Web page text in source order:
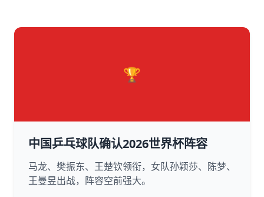
🏆
中国乒乓球队确认2026世界杯阵容
马龙、樊振东、王楚钦领衔，女队孙颖莎、陈梦、
王曼昱出战，阵容空前强大。